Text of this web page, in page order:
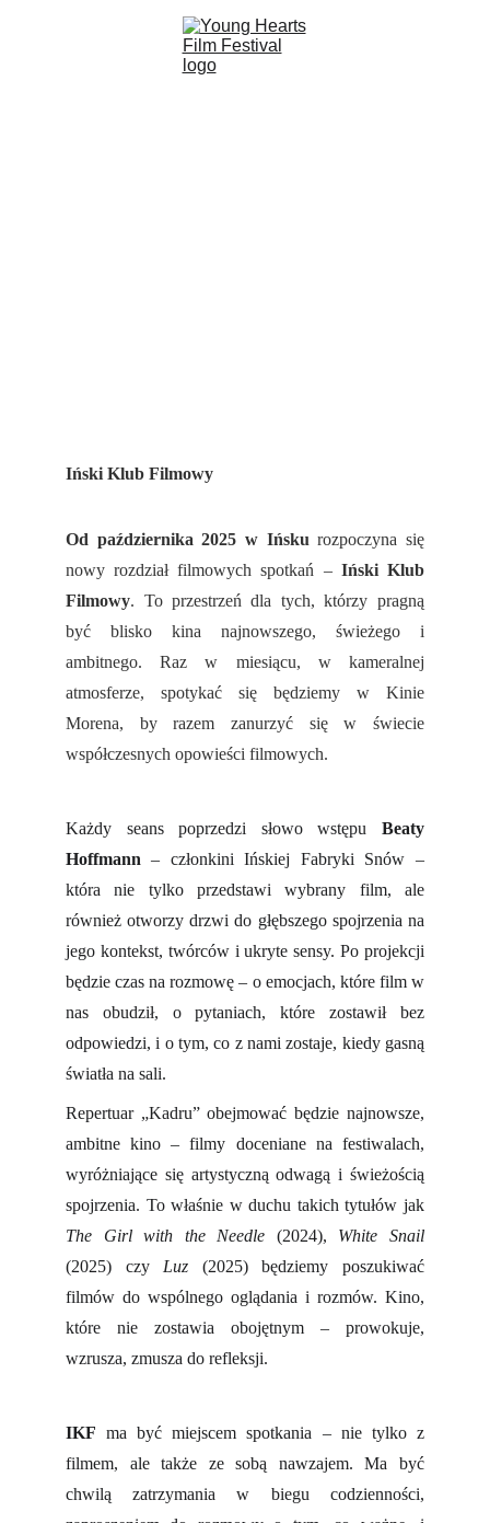
Iński Klub Filmowy
Od października 2025 w Ińsku rozpoczyna się
nowy rozdział filmowych spotkań – Iński Klub
Filmowy. To przestrzeń dla tych, którzy pragną
być blisko kina najnowszego, świeżego i
ambitnego. Raz w miesiącu, w kameralnej
atmosferze, spotykać się będziemy w Kinie
Morena, by razem zanurzyć się w świecie
współczesnych opowieści filmowych.
Każdy seans poprzedzi słowo wstępu Beaty
Hoffmann – członkini Ińskiej Fabryki Snów –
która nie tylko przedstawi wybrany film, ale
również otworzy drzwi do głębszego spojrzenia na
jego kontekst, twórców i ukryte sensy. Po projekcji
będzie czas na rozmowę – o emocjach, które film w
nas obudził, o pytaniach, które zostawił bez
odpowiedzi, i o tym, co z nami zostaje, kiedy gasną
światła na sali.
Repertuar „Kadru” obejmować będzie najnowsze,
ambitne kino – filmy doceniane na festiwalach,
wyróżniające się artystyczną odwagą i świeżością
spojrzenia. To właśnie w duchu takich tytułów jak
The Girl with the Needle (2024), White Snail
(2025) czy Luz (2025) będziemy poszukiwać
filmów do wspólnego oglądania i rozmów. Kino,
które nie zostawia obojętnym – prowokuje,
wzrusza, zmusza do refleksji.
IKFma być miejscem spotkania – nie tylko z
filmem, ale także ze sobą nawzajem. Ma być
chwilą zatrzymania w biegu codzienności,